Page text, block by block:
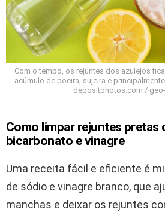
Com o tempo, os rejuntes dos azulejos
acúmulo de poeira, sujeira e
depositphotos.com /
Como limpar rejuntes pretas
bicarbonato e vinagre
Uma receita fácil e eficiente é
de sódio e vinagre branco, que
manchas e deixar os rejuntes